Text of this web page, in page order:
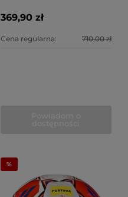
369,90 zł
Cena regularna: 710,00 zł